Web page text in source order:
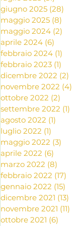
giugno 2025 (28)
maggio 2025 (8)
maggio 2024 (2)
aprile 2024 (6)
febbraio 2024 (1)
febbraio 2023 (1)
dicembre 2022 (2)
novembre 2022 (4)
ottobre 2022 (2)
settembre 2022 (1)
agosto 2022 (1)
luglio 2022 (1)
maggio 2022 (3)
aprile 2022 (6)
marzo 2022 (8)
febbraio 2022 (17)
gennaio 2022 (15)
dicembre 2021 (13)
novembre 2021 (11)
ottobre 2021 (6)